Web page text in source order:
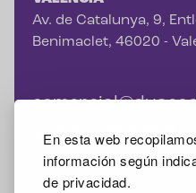
En esta web
información según
de privacidad.
Av. de Catalunya, 9,
Benimaclet, 46020 -
+34 981 065 089